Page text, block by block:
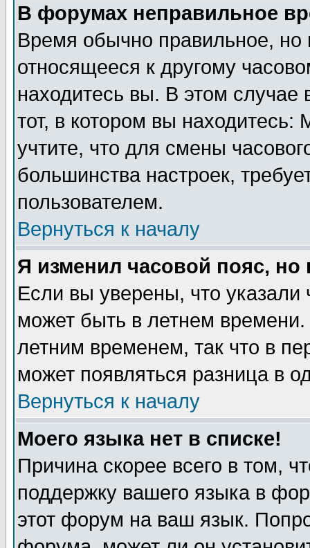
В форумах неправильное
Время обычно правильное,
относящееся к другому
находитесь вы. В этом
тот, в котором вы
учтите, что для смены
большинства настроек,
пользователем.
Вернуться к началу
Я изменил часовой пояс,
Если вы уверены, что указали
может быть в летнем
летним временем, так что в
может появляться разница в
Вернуться к началу
Моего языка нет в списке!
Причина скорее всего в том,
поддержку вашего языка в
этот форум на ваш язык.